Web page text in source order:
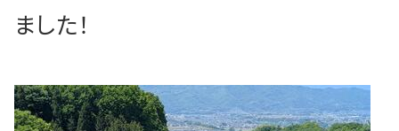
ました！